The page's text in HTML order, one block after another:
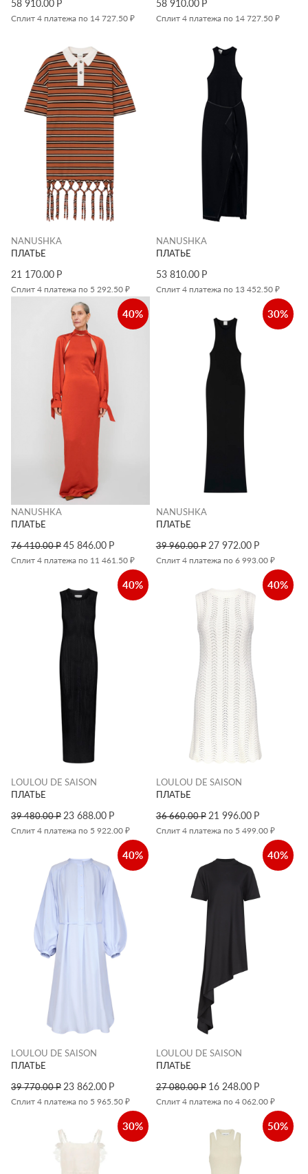
58 910.00 Р
Сплит 4 платежа по 14 727.50 ₽
58 910.00 Р
Сплит 4 платежа по 14 727.50 ₽
NANUSHKA
ПЛАТЬЕ
21 170.00 Р
Сплит 4 платежа по 5 292.50 ₽
NANUSHKA
ПЛАТЬЕ
53 810.00 Р
Сплит 4 платежа по 13 452.50 ₽
40%
NANUSHKA
ПЛАТЬЕ
76 410.00Р45 846.00 Р
Сплит 4 платежа по 11 461.50 ₽
30%
NANUSHKA
ПЛАТЬЕ
39 960.00Р 27 972.00 Р
Сплит 4 платежа по 6 993.00 ₽
40%
LOULOU DE SAISON
ПЛАТЬЕ
39 480.00Р 23 688.00 Р
Сплит 4 платежа по 5 922.00 ₽
40%
LOULOU DE SAISON
ПЛАТЬЕ
36 660.00Р 21 996.00 Р
Сплит 4 платежа по 5 499.00 ₽
40%
LOULOU DE SAISON
ПЛАТЬЕ
39 770.00Р 23 862.00 Р
Сплит 4 платежа по 5 965.50 ₽
40%
LOULOU DE SAISON
ПЛАТЬЕ
27 080.00Р 16 248.00 Р
Сплит 4 платежа по 4 062.00 ₽
30% 50%